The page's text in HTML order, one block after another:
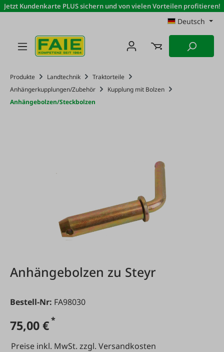
Zum Hauptinhalt springen
Jetzt Kundenkarte PLUS sichern und von vielen Vorteilen profitieren!
Deutsch
Produkte Landtechnik
Traktorteile
Anhängerkupplungen/Zubehör
Kupplung mit Bolzen
Anhängebolzen/Steckbolzen
Anhängebolzen zu Steyr
Bestell-Nr: FA98030
75,00 €*
Preise inkl. MwSt. zzgl. Versandkosten